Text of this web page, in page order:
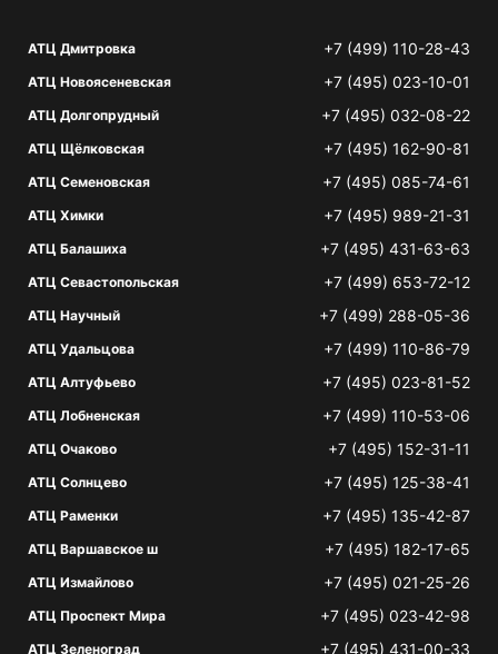
АТЦ Дмитровка +7 (499) 110-28-43
АТЦ Новоясеневская +7 (495) 023-10-01
АТЦ Долгопрудный +7 (495) 032-08-22
АТЦ Щёлковская +7 (495) 162-90-81
АТЦ Семеновская +7 (495) 085-74-61
АТЦ Химки +7 (495) 989-21-31
АТЦ Балашиха +7 (495) 431-63-63
АТЦ Севастопольская +7 (499) 653-72-12
АТЦ Научный +7 (499) 288-05-36
АТЦ Удальцова +7 (499) 110-86-79
АТЦ Алтуфьево +7 (495) 023-81-52
АТЦ Лобненская +7 (499) 110-53-06
АТЦ Очаково +7 (495) 152-31-11
АТЦ Солнцево +7 (495) 125-38-41
АТЦ Раменки +7 (495) 135-42-87
АТЦ Варшавское ш +7 (495) 182-17-65
АТЦ Измайлово +7 (495) 021-25-26
АТЦ Проспект Мира +7 (495) 023-42-98
АТЦ Зеленоград +7 (495) 431-00-33